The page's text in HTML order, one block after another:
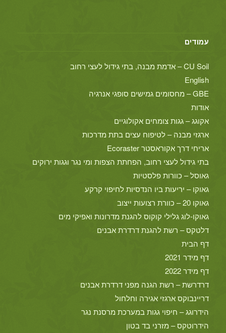
עמודים
CU Soil – אדמת מבנה, בתי גידול לעצי רחוב
English
GBE – מחסומים גמישים סופגי אנרגיה
אודות
אקוגג – גגות צומחים אקולוגיים
ארגזי מבנה – לטיפוח עצים בתת מדרכות
אריחי דרך אקוראסטר Ecoraster
בתי גידול לעצי רחוב, הפחתת הצפות ומי נגר וגגות ירוקים
גאוסל – כוורות פלסטיות
גאוקו – יריעות ביו הנדסיות לחיפוי קרקע
גאוקו 20 – כוורת רצועות ייצוב
גאוקו-לוג גלילי קוקוס להגנת מדרונות ואפיקי מים
דלטקס – רשת להגנת דרדרת אבנים
דף הבית
דף מידר 2021
דף מידר 2022
דרדרשת – רשת הגנה מפני דרדרת אבנים
דריינבוקס ארגזי אגירה וחלחול
הידרוגג – חיפוי גגות במערכת מרסנת נגר
הידרוטקס – מזרני בד בטון